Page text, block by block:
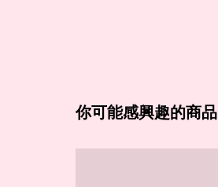
你可能感興趣的商品